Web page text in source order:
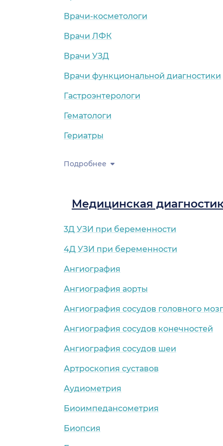
Врачи-косметологи
Врачи ЛФК
Врачи УЗД
Врачи функциональной диагностики
Гастроэнтерологи
Гематологи
Гериатры
Подробнее
Медицинская
3Д УЗИ при беременности
4Д УЗИ при беременности
Ангиография
Ангиография аорты
Ангиография сосудов головного
Ангиография сосудов конечностей
Ангиография сосудов шеи
Артроскопия суставов
Аудиометрия
Биоимпедансометрия
Биопсия